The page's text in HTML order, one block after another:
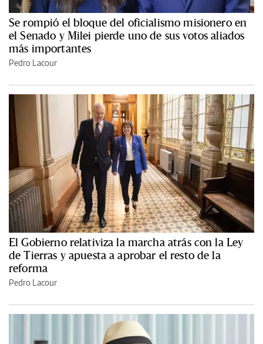
Se rompió el bloque del oficialismo misionero en
el Senado y Milei pierde uno de sus votos aliados
más importantes
Pedro Lacour
El Gobierno relativiza la marcha atrás con la Ley
de Tierras y apuesta a aprobar el resto de la
reforma
Pedro Lacour